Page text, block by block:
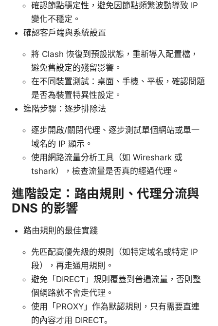
確認節點穩定性，避免因節點頻繁波動導致 IP
變化不穩定。
確認客戶端與系統設置
將 Clash 恢復到預設狀態，重新導入配置檔，
避免舊設定的殘留影響。
在不同裝置測試：桌面、手機、平板，確認問題
是否為裝置特異性設定。
進階步驟：逐步排除法
逐步開啟/關閉代理、逐步測試單個網站或單一
域名的 IP 顯示。
使用網路流量分析工具（如 Wireshark 或
tshark），檢查流量是否真的經過代理。
進階設定：路由規則、代理分流與
DNS 的影響
路由規則的最佳實踐
先匹配高優先級的規則（如特定域名或特定 IP
段），再走通用規則。
避免「DIRECT」規則覆蓋到普遍流量，否則整
個網路就不會走代理。
使用「PROXY」作為默認規則，只有需要直連
的內容才用 DIRECT。